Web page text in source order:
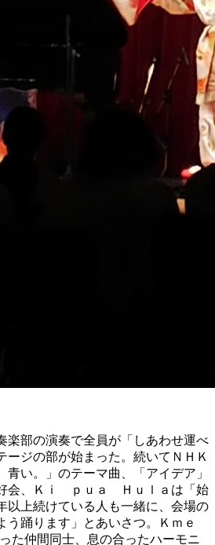
楽部の演奏で全員が「しあわせ運べ
ージの部が始まった。続いてＮＨＫ
い。」のテーマ曲、「アイデア」
会、Ｋｉ ｐｕａ Ｈｕｌａは「始
以上続けている人も一緒に、会場の
う踊ります」とあいさつ。Ｋｍｅ
た仲間同士、息の合ったハーモニ